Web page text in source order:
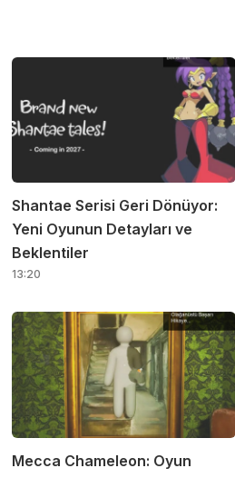
Shantae Serisi Geri Dönüyor:
Yeni Oyunun Detayları ve
Beklentiler
13:20
Mecca Chameleon: Oyun